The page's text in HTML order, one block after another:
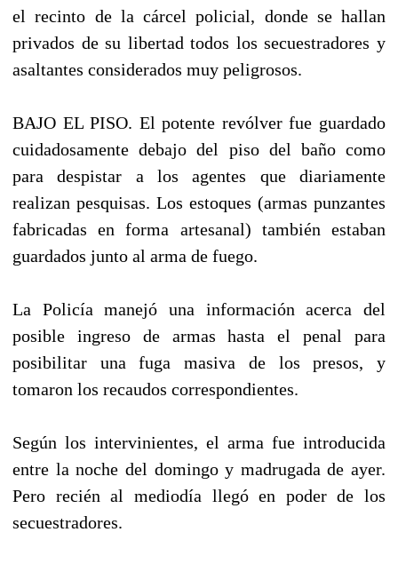
el recinto de la cárcel policial, donde se hallan
privados de su libertad todos los secuestradores y
asaltantes considerados muy peligrosos.
BAJO EL PISO. El potente revólver fue guardado
cuidadosamente debajo del piso del baño como
para despistar a los agentes que diariamente
realizan pesquisas. Los estoques (armas punzantes
fabricadas en forma artesanal) también estaban
guardados junto al arma de fuego.
La Policía manejó una información acerca del
posible ingreso de armas hasta el penal para
posibilitar una fuga masiva de los presos, y
tomaron los recaudos correspondientes.
Según los intervinientes, el arma fue introducida
entre la noche del domingo y madrugada de ayer.
Pero recién al mediodía llegó en poder de los
secuestradores.